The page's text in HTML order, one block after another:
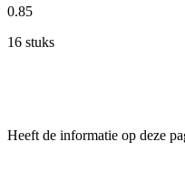
0.85
16 stuks
Heeft de informatie op deze